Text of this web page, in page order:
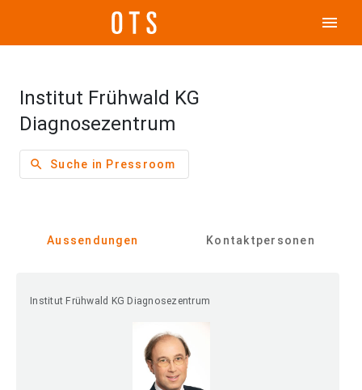
menu
Institut Frühwald KG
Diagnosezentrum
search Suche in Pressroom
Aussendungen Kontaktpersonen
Institut Frühwald KG Diagnosezentrum